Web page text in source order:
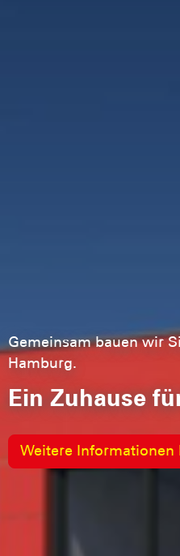
Gemeinsam bauen wir
Hamburg.
Ein Zuhause
Weitere Informationen